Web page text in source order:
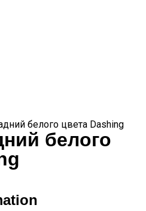
белого цвета Dashing
белого